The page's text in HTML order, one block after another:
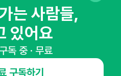
요!
터 는 사람들,
있어요
독 중 · 무료
구독하기